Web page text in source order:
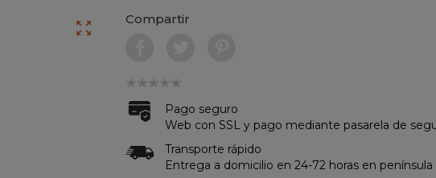
 Compartir
Pago seguro
Web con SSL y pago mediante pasarela de
Transporte rápido
Entrega a domicilio en 24-72 horas en península